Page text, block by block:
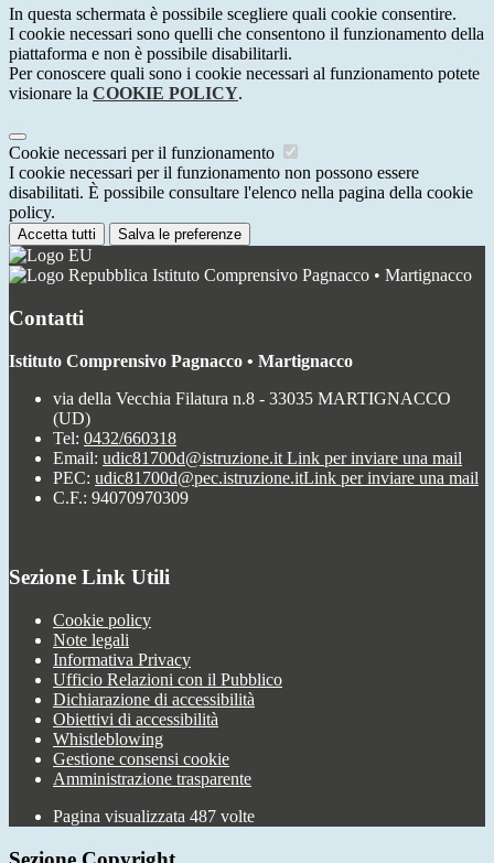
In questa schermata è possibile scegliere quali cookie consentire.
I cookie necessari sono quelli che consentono il funzionamento della
piattaforma e non è possibile disabilitarli.
Per conoscere quali sono i cookie necessari al funzionamento potete
visionare la COOKIE POLICY.
Cookie necessari per il funzionamento
I cookie necessari per il funzionamento non possono essere
disabilitati. È possibile consultare l'elenco nella pagina della cookie
policy.
Accetta tutti Salva le preferenze
Istituto Comprensivo Pagnacco • Martignacco
Contatti
Istituto Comprensivo Pagnacco • Martignacco
via della Vecchia Filatura n.8 - 33035 MARTIGNACCO
(UD)
Tel: 0432/660318
Email: udic81700d@istruzione.it Link per inviare una mail
PEC: udic81700d@pec.istruzione.itLink per inviare una mail
C.F.: 94070970309
Sezione Link Utili
Cookie policy
Note legali
Informativa Privacy
Ufficio Relazioni con il Pubblico
Dichiarazione di accessibilità
Obiettivi di accessibilità
Whistleblowing
Gestione consensi cookie
Amministrazione trasparente
Pagina visualizzata 487 volte